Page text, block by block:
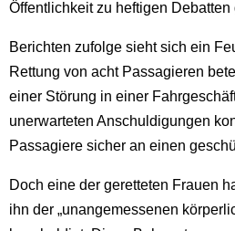
Öffentlichkeit zu heftigen Debatten
Berichten zufolge sieht sich ein
Rettung von acht Passagieren
einer Störung in einer
unerwarteten Anschuldigungen
Passagiere sicher an einen
Doch eine der geretteten Frauen
ihn der „unangemessenen